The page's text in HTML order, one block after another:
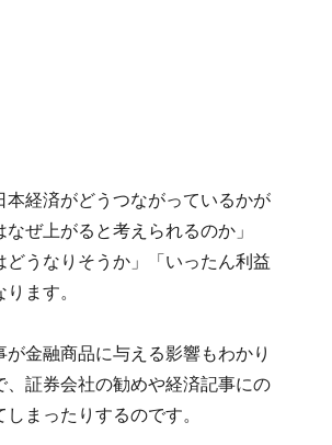
経済がどうつながっているかが
ぜ上がると考えられるのか」
どうなりそうか」「いったん利益
ます。
金融商品に与える影響もわかり
証券会社の勧めや経済記事にの
まったりするのです。